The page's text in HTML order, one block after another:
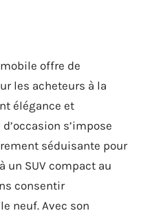
offre de
les acheteurs à la
élégance et
s’impose
séduisante pour
un SUV compact au
consentir
neuf. Avec son